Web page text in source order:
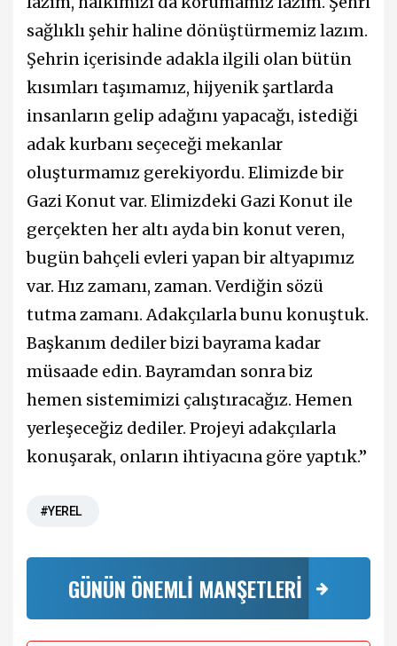
sağlıklı şehir haline dönüştürmemiz lazım.
Şehrin içerisinde adakla ilgili olan bütün
kısımları taşımamız, hijyenik şartlarda
insanların gelip adağını yapacağı, istediği
adak kurbanı seçeceği mekanlar
oluşturmamız gerekiyordu. Elimizde bir
Gazi Konut var. Elimizdeki Gazi Konut ile
gerçekten her altı ayda bin konut veren,
bugün bahçeli evleri yapan bir altyapımız
var. Hız zamanı, zaman. Verdiğin sözü
tutma zamanı. Adakçılarla bunu konuştuk.
Başkanım dediler bizi bayrama kadar
müsaade edin. Bayramdan sonra biz
hemen sistemimizi çalıştıracağız. Hemen
yerleşeceğiz dediler. Projeyi adakçılarla
konuşarak, onların ihtiyacına göre yaptık.”
#YEREL
GÜNÜN ÖNEMLİ MANŞETLERİ